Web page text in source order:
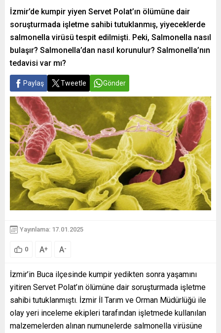
İzmir’de kumpir yiyen Servet Polat’ın ölümüne dair
soruşturmada işletme sahibi tutuklanmış, yiyeceklerde
salmonella virüsü tespit edilmişti. Peki, Salmonella nasıl
bulaşır? Salmonella’dan nasıl korunulur? Salmonella’nın
tedavisi var mı?
Paylaş Tweetle Gönder
Yayınlama: 17.01.2025
0 A+ A-
İzmir’in Buca ilçesinde kumpir yedikten sonra yaşamını
yitiren Servet Polat’ın ölümüne dair soruşturmada işletme
sahibi tutuklanmıştı. İzmir İl Tarım ve Orman Müdürlüğü ile
olay yeri inceleme ekipleri tarafından işletmede kullanılan
malzemelerden alınan numunelerde salmonella virüsüne